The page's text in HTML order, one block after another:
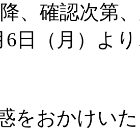
、確認次第
6日（月）よ
をおかけい